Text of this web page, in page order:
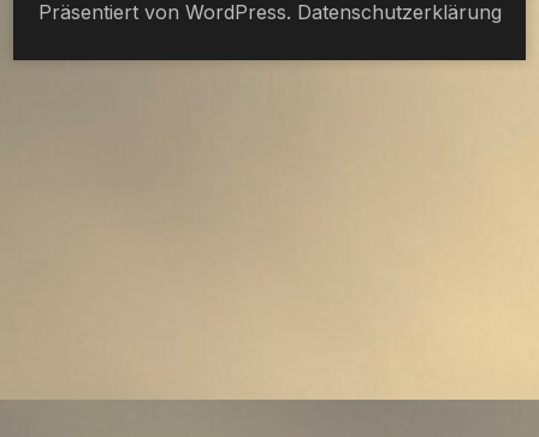
Präsentiert von WordPress. Datenschutzerklärung